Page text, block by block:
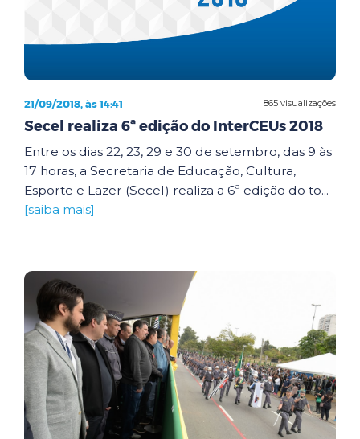
865 visualizações
21/09/2018, às 14:41
Secel realiza 6ª edição do InterCEUs 2018
Entre os dias 22, 23, 29 e 30 de setembro, das 9 às
17 horas, a Secretaria de Educação, Cultura,
Esporte e Lazer (Secel) realiza a 6ª edição do to...
[saiba mais]